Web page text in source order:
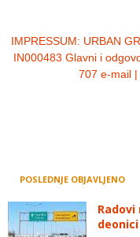
IMPRESSUM: URBAN
IN000483 Glavni i
707 e-mail
POSLEDNJE OBJAVLJENO